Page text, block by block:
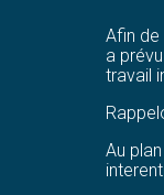
Afin de
a
travail
Au